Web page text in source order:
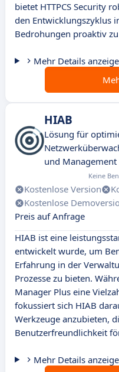
bietet HTTPCS Security
den Entwicklungszyklus
Bedrohungen proaktiv
Mehr Details
HIAB
Lösung für
und Management
Keine
Kostenlose Version
Kostenlose
Preis auf Anfrage
HIAB ist eine
entwickelt wurde, um
Erfahrung in der
Prozesse zu bieten.
Manager Plus eine
fokussiert sich HIAB
Werkzeuge anzubieten,
Benutzerfreundlichkeit
Mehr Details